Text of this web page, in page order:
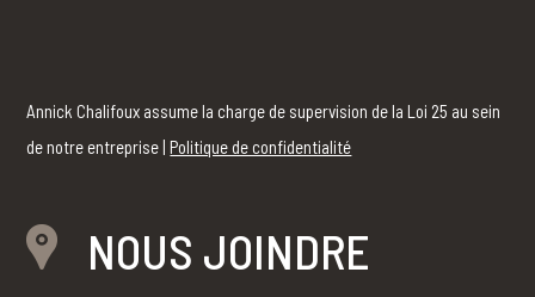
Annick Chalifoux assume la charge de supervision de la Loi 25 au sein
de notre entreprise |Politique de confidentialité
NOUS JOINDRE